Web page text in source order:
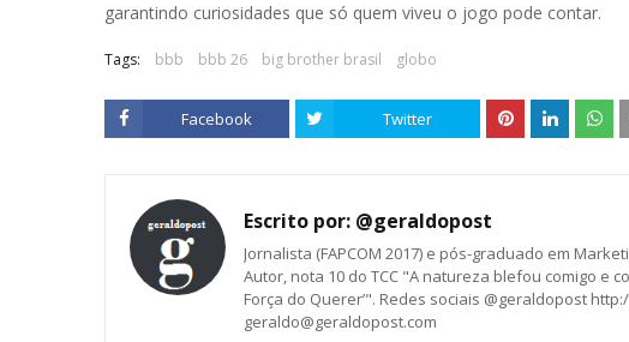
garantindo curiosidades que só quem viveu o jogo pode contar.
Tags: bbb bbb 26 big brother brasil globo
Facebook Twitter
Escrito por: @geraldopost
Jornalista (FAPCOM 2017) e pós-graduado em
Autor, nota 10 do TCC "A natureza blefou comigo e
Força do Querer’". Redes sociais @geraldopost
geraldo@geraldopost.com